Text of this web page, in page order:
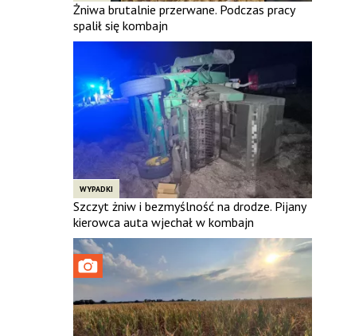
Żniwa brutalnie przerwane. Podczas pracy
spalił się kombajn
WYPADKI
Szczyt żniw i bezmyślność na drodze. Pijany
kierowca auta wjechał w kombajn